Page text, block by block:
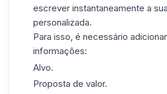
escrever instantaneamente a
personalizada.
Para isso, é necessário
informações:
Alvo.
Proposta de valor.